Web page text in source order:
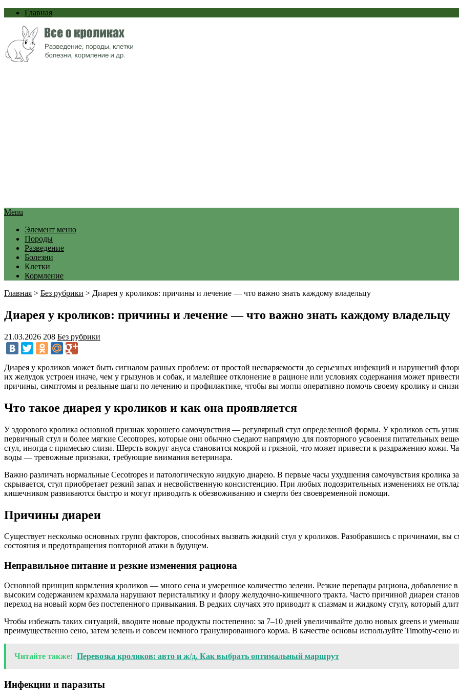
Главная
Menu
Элемент меню
Породы
Разведение
Болезни
Клетки
Кормление
Главная > Без рубрики > Диарея у кроликов: причины и лечение — что важно знать каждому владельцу
Диарея у кроликов: причины и лечение — что важно знать каждому владельцу
21.03.2026 208 Без рубрики
Диарея у кроликов может быть сигналом разных проблем: от простой несваряемости до серьезных инфекций и нарушений
их желудок устроен иначе, чем у грызунов и собак, и малейшее отклонение в рационе или условиях содержания может
причины, симптомы и реальные шаги по лечению и профилактике, чтобы вы могли оперативно помочь своему кролику и
Что такое диарея у кроликов и как она проявляется
У здорового кролика основной признак хорошего самочувствия — регулярный стул определенной формы. У кроликов есть
первичный стул и более мягкие Cecotropes, которые они обычно съедают напрямую для повторного усвоения питательных
стул, иногда с примесью слизи. Шерсть вокруг ануса становится мокрой и грязной, что может привести к раздражению кожи.
воды — тревожные признаки, требующие внимания ветеринара.
Важно различать нормальные Cecotropes и патологическую жидкую диарею. В первые часы ухудшения самочувствия кролика
скрывается, стул приобретает резкий запах и несвойственную консистенцию. При любых подозрительных изменениях не
кишечником развиваются быстро и могут приводить к обезвоживанию и смерти без своевременной помощи.
Причины диареи
Существует несколько основных групп факторов, способных вызвать жидкий стул у кроликов. Разобравшись с причинами, вы
состояния и предотвращения повторной атаки в будущем.
Неправильное питание и резкие изменения рациона
Основной принцип кормления кроликов — много сена и умеренное количество зелени. Резкие перепады рациона, добавление
высоким содержанием крахмала нарушают перистальтику и флору желудочно-кишечного тракта. Часто причиной диареи
переход на новый корм без постепенного привыкания. В редких случаях это приводит к спазмам и жидкому стулу, который
Чтобы избежать таких ситуаций, вводите новые продукты постепенно: за 7–10 дней увеличивайте долю новых greens и
преимущественно сено, затем зелень и совсем немного гранулированного корма. В качестве основы используйте Timothy-сено
Читайте также: Перевозка кроликов: авто и ж/д. Как выбрать оптимальный маршрут
Инфекции и паразиты